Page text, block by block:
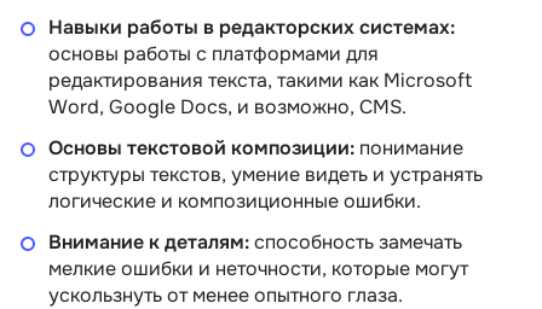
Навыки работы в редакторских системах:
основы работы с платформами для
редактирования текста, такими как Microsoft
Word, Google Docs, и возможно, CMS.
Основы текстовой композиции: понимание
структуры текстов, умение видеть и устранять
логические и композиционные ошибки.
Внимание к деталям:способность замечать
мелкие ошибки и неточности, которые могут
ускользнуть от менее опытного глаза.